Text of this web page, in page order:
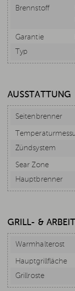
Brennstoff
Garantie
Typ
AUSSTATTUNG
Seitenbrenner
Zündsystem
Sear Zone
Hauptbrenner
GRILL- &
Warmhalterost
Hauptgrillfläche
Grillroste